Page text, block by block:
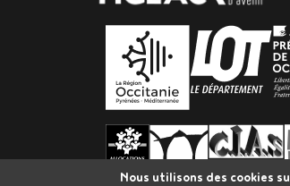
Nous utilisons des cookies
PARTENAIRES